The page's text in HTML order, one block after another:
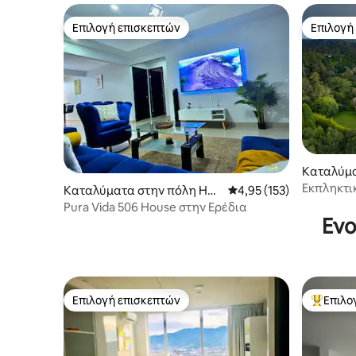
Επιλογή επισκεπτών
Επιλογή επισκεπτών
Καταλύματα στην πόλη Her
edia
Μέση βαθμολογία: 4,95
4,95 (153)
Pura Vida 506 House στην Ερέδια
dalupe
Επιλογή επισκεπτών
Επιλογή επισκεπτών